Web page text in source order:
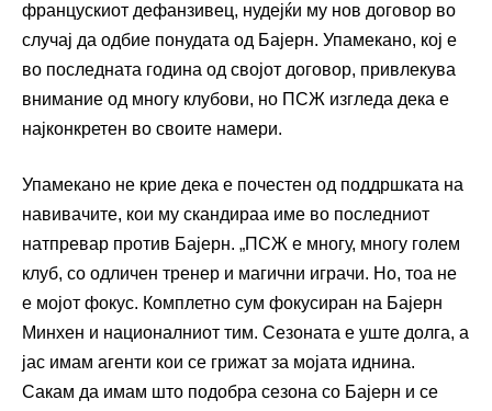
францускиот дефанзивец, нудејќи му нов договор во
случај да одбие понудата од Бајерн. Упамекано, кој е
во последната година од својот договор, привлекува
внимание од многу клубови, но ПСЖ изгледа дека е
најконкретен во своите намери.
Упамекано не крие дека е почестен од поддршката на
навивачите, кои му скандираа име во последниот
натпревар против Бајерн. „ПСЖ е многу, многу голем
клуб, со одличен тренер и магични играчи. Но, тоа не
е мојот фокус. Комплетно сум фокусиран на Бајерн
Минхен и националниот тим. Сезоната е уште долга, а
јас имам агенти кои се грижат за мојата иднина.
Сакам да имам што подобра сезона со Бајерн и се